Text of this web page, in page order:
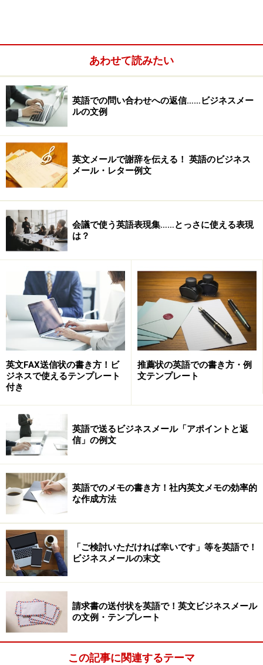
出張先でお世話になったときのお礼メール
文例／Appreciation
Subject: Thank you for everything
Dear Mr. Rosenberg:
I appreciate your kind hospitality during my stay in Los
Angels.
Thank you very much for the wonderful dinner.
Please pass on my best regards to your staff.
Thank you again for your kindness.
Sincerely,
Alfred Palmer,
【日本語訳】
件名：色々とありがとうございました。
ローゼンバーグ様
ロサンゼルス滞在中は、手厚いおもてなしをいただき、
誠にありがとうございました。また、素晴らしいディナ
ーをありがとうございました。
御社の弊社新プロジェクトについてのご提案、大変助か
りました。どうか、スタッフの皆様にも宜しくお伝え下
さい。
ご親切を重ねて感謝申し上げます。
敬具
アルフレッド・パーマー
あわせて読みたい
英語での問い合わせへの返信……ビジネスメー
ルの文例
英文メールで謝辞を伝える！ 英語のビジネス
メール・レター例文
会議で使う英語表現集……とっさに使える表現
は？
英文FAX送信状の書き方！ビ
ジネスで使えるテンプレート
付き
推薦状の英語での書き方・例
文テンプレート
英語で送るビジネスメール「アポイントと返
信」の例文
英語でのメモの書き方！社内英文メモの効率的
な作成方法
「ご検討いただければ幸いです」等を英語で！
ビジネスメールの末文
請求書の送付状を英語で！英文ビジネスメール
の文例・テンプレート
この記事に関連するテーマ